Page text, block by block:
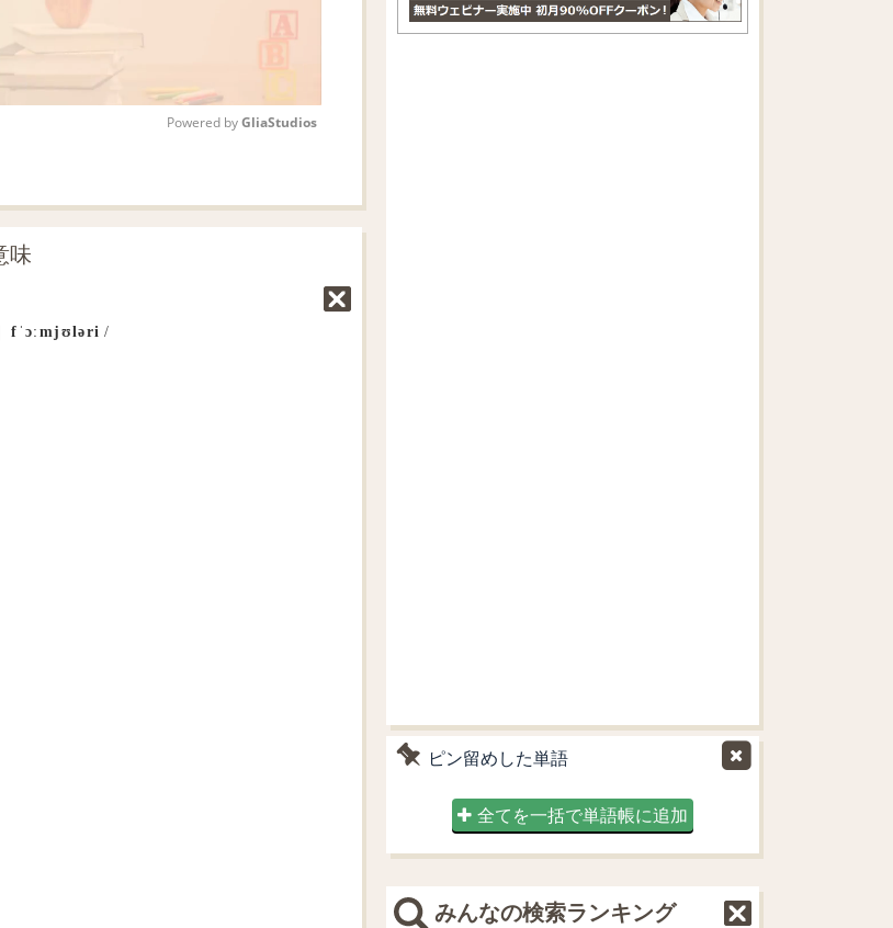
Powered by GliaStudios
味
fˈɔːmjʊləri /
ピン留めした単語
全てを一括で単語帳に追加
みんなの検索ランキング